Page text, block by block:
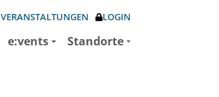
VERANSTALTUNGEN LOGIN
e:vents Standorte